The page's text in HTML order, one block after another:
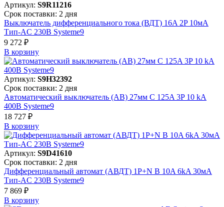
Артикул: S9R11216
Срок поставки: 2 дня
Выключатель дифференциального тока (ВДТ) 16A 2P 10мА
Тип-AC 230В Systeme9
9 272 ₽
В корзинy
Артикул: S9H32392
Срок поставки: 2 дня
Автоматический выключатель (АВ) 27мм C 125A 3P 10 kA
400В Systeme9
18 727 ₽
В корзинy
Артикул: S9D41610
Срок поставки: 2 дня
Дифференциальный автомат (АВДТ) 1P+N B 10A 6kA 30мА
Тип-AC 230В Systeme9
7 869 ₽
В корзинy